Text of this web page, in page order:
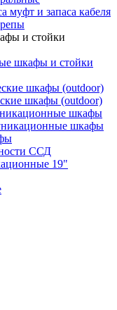
муфт и запаса кабеля
и стойки
шкафы и стойки
шкафы (outdoor)
шкафы (outdoor)
шкафы
шкафы
ССД
19"